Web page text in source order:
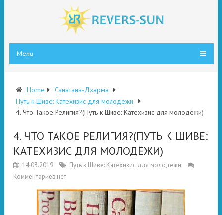
Menu
Home
Санатана-Дхарма
Путь к Шиве: Катехизис для молодежи
4. Что Такое Религия?(Путь к Шиве: Катехизис для молодёжи)
4. ЧТО ТАКОЕ РЕЛИГИЯ?(ПУТЬ К ШИВЕ:
КАТЕХИЗИС ДЛЯ МОЛОДЁЖИ)
14.03.2019
Путь к Шиве: Катехизис для молодежи
Комментариев нет